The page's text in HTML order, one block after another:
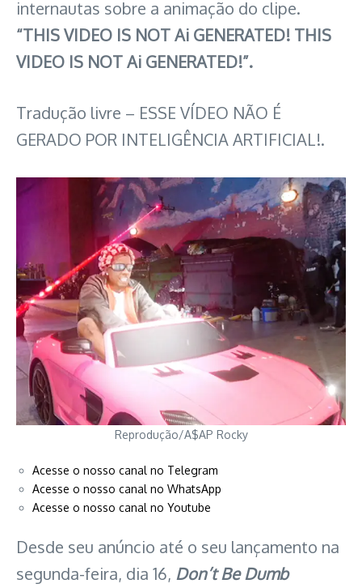
internautas sobre a animação do clipe.
“THIS VIDEO IS NOT Ai GENERATED! THIS
VIDEO IS NOT Ai GENERATED!”.
Tradução livre – ESSE VÍDEO NÃO É
GERADO POR INTELIGÊNCIA ARTIFICIAL!.
Reprodução/A$AP Rocky
Acesse o nosso canal no Telegram
Acesse o nosso canal no WhatsApp
Acesse o nosso canal no Youtube
Desde seu anúncio até o seu lançamento na
segunda-feira, dia 16, Don’t Be Dumb